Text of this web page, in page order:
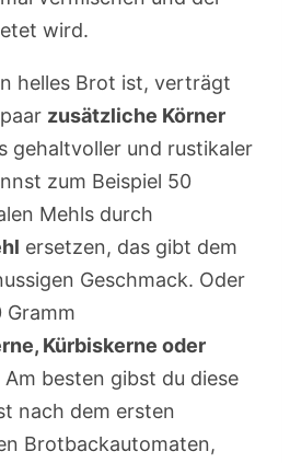
wird.
helles Brot ist, verträgt
zusätzliche Körner
gehaltvoller und rustikaler
zum Beispiel 50
Mehls durch
ersetzen, das gibt dem
Geschmack. Oder
Gramm
Kürbiskerne oder
Am besten gibst du diese
nach dem ersten
Brotbackautomaten,